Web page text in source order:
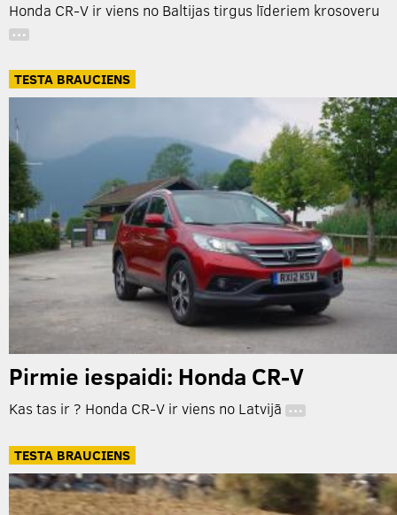
Honda CR-V ir viens no Baltijas tirgus līderiem krosoveru
…
TESTA BRAUCIENS
Pirmie iespaidi: Honda CR-V
Kas tas ir ? Honda CR-V ir viens no Latvijā …
TESTA BRAUCIENS